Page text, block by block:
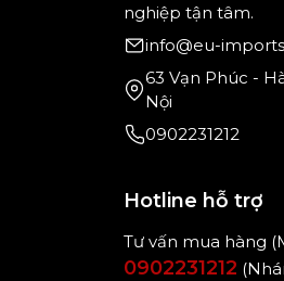
nghiệp tận tâm.
info@eu-
63 Vạn Phúc -
Nội
0902231212
Hotline hỗ trợ
Tư vấn mua hàng
0902231212